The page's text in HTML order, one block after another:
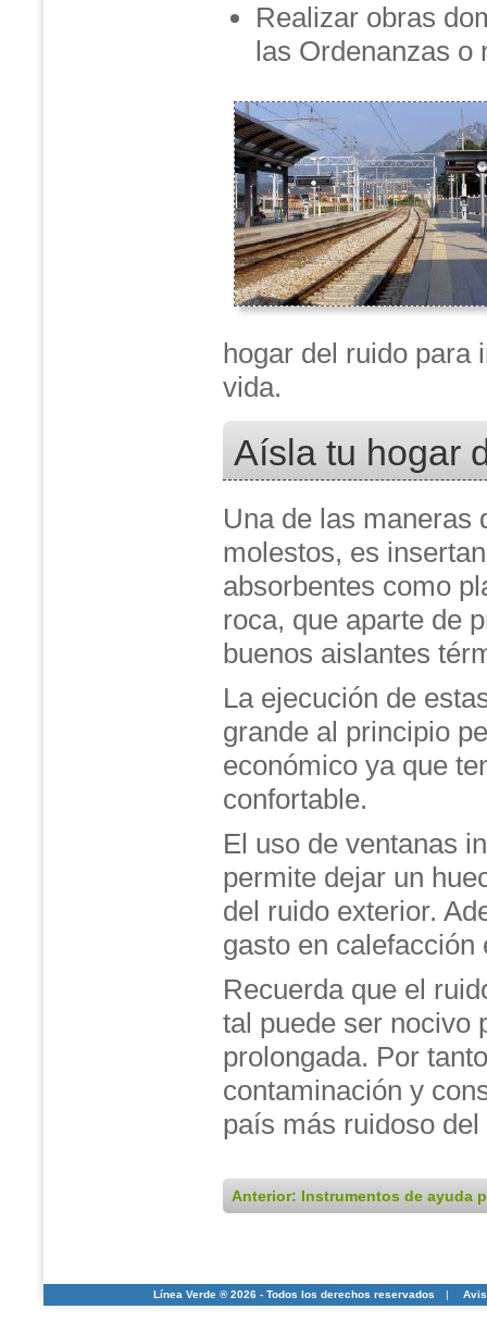
Realizar obras
las Ordenanzas o
hogar del ruido para
vida.
Aísla tu hogar
Una de las maneras
molestos, es
absorbentes como
roca, que aparte de
buenos aislantes
La ejecución de
grande al principio
económico ya que
confortable.
El uso de ventanas
permite dejar un
del ruido exterior.
gasto en calefacción
Recuerda que el
tal puede ser nocivo
prolongada. Por
contaminación y
país más ruidoso del
Anterior: Instrumentos de ayuda
Línea Verde ® 2026 - Todos los derechos reservados |